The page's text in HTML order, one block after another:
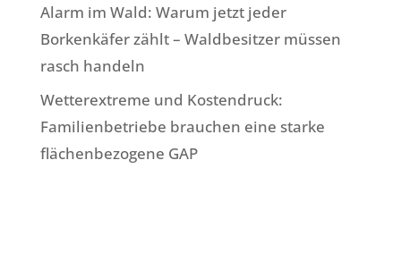
Alarm im Wald: Warum jetzt jeder
Borkenkäfer zählt – Waldbesitzer müssen
rasch handeln
Wetterextreme und Kostendruck:
Familienbetriebe brauchen eine starke
flächenbezogene GAP